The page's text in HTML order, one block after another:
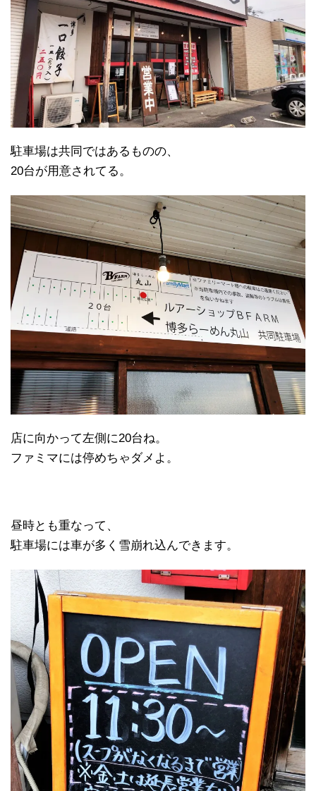
駐車場は共同ではあるものの、
20台が用意されてる。
店に向かって左側に20台ね。
ファミマには停めちゃダメよ。
昼時とも重なって、
駐車場には車が多く雪崩れ込んできます。